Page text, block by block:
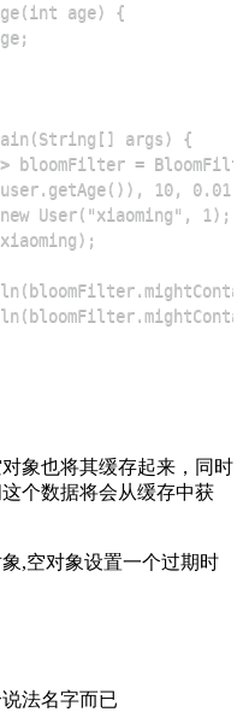
象也将其缓存起来，同时
个数据将会从缓存中获
,空对象设置一个过期时
法名字而已